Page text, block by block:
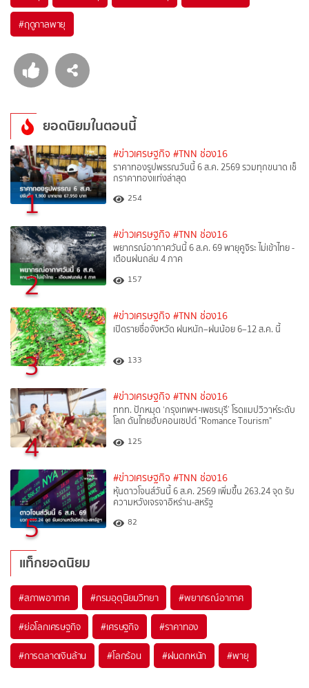
#ฤดูกาลพายุ
ยอดนิยมในตอนนี้
1
#ข่าวเศรษฐกิจ #TNN ช่อง16
ราคาทองรูปพรรณวันนี้ 6 ส.ค. 2569 รวมทุกขนาด เช็
กราคาทองแท่งล่าสุด
254
2
#ข่าวเศรษฐกิจ #TNN ช่อง16
พยากรณ์อากาศวันนี้ 6 ส.ค. 69 พายุคูจิระ ไม่เข้าไทย -
เตือนฝนถล่ม 4 ภาค
157
3
#ข่าวเศรษฐกิจ #TNN ช่อง16
เปิดรายชื่อจังหวัด ฝนหนัก–ฝนน้อย 6–12 ส.ค. นี้
133
4
#ข่าวเศรษฐกิจ #TNN ช่อง16
ททท. ปักหมุด ‘กรุงเทพฯ-เพชรบุรี’ โรดแมปวิวาห์ระดับ
โลก ดันไทยฮับคอนเซปต์ "Romance Tourism"
125
5
#ข่าวเศรษฐกิจ #TNN ช่อง16
หุ้นดาวโจนส์วันนี้ 6 ส.ค. 2569 เพิ่มขึ้น 263.24 จุด รับ
ความหวังเจรจาอิหร่าน-สหรัฐ
82
แท็กยอดนิยม
#สภาพอากาศ #กรมอุตุนิยมวิทยา #พยากรณ์อากาศ
#ย่อโลกเศรษฐกิจ #เศรษฐกิจ #ราคาทอง
#การตลาดเงินล้าน #โลกร้อน #ฝนตกหนัก #พายุ